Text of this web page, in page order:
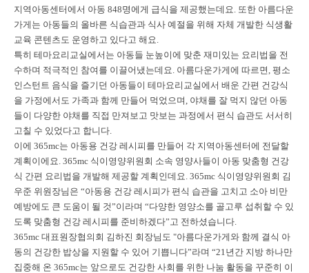
지역아동센터에서 아동 848명에게 급식을 제공했는데요. 또한 아름다운
가게는 아동들의 올바른 식습관과 식사 예절을 위해 자체 개발한 식생활
교육 콘텐츠도 운영하고 있다고 해요.
특히 테마요리교실에서는 아동들 눈높이에 맞춘 재미있는 요리법을 전
수하며 적극적인 참여를 이끌어냈는데요. 아름다운가게에 따르면, 평소
인스턴트 음식을 즐기던 아동들이 테마요리교실에서 배운 간편 건강식
을 가정에서도 가족과 함께 만들어 먹었으며, 야채를 잘 먹지 않던 아동
들이 다양한 야채를 직접 만져보고 맛보는 과정에서 편식 습관도 서서히
고칠 수 있었다고 합니다.
이에 365mc는 아동용 건강 레시피를 만들어 각 지역아동센터에 전달할
계획이에요. 365mc 식이영양위원회 소속 영양사들이 아동 맞춤형 건강
식 간편 요리법을 개발해 제공할 계획인데요. 365mc 식이영양위원회 김
우준 위원장님은 “아동용 건강 레시피가 편식 습관을 고치고 소아 비만
예방에도 큰 도움이 될 것”이라며 “다양한 영양소를 골고루 섭취할 수 있
도록 맞춤형 건강 레시피를 준비하겠다”고 전하셨습니다.
365mc 대표원장협의회 김하진 회장님도 "아름다운가게와 함께 결식 아
동의 건강한 밥상을 지원할 수 있어 기쁩니다”라며 “21년간 지방 하나만
집중해 온 365mc는 앞으로도 건강한 사회를 위한 나눔 활동을 꾸준히 이